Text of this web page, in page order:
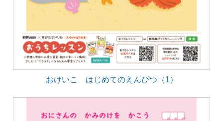
おけいこ はじめてのえんぴつ（1）